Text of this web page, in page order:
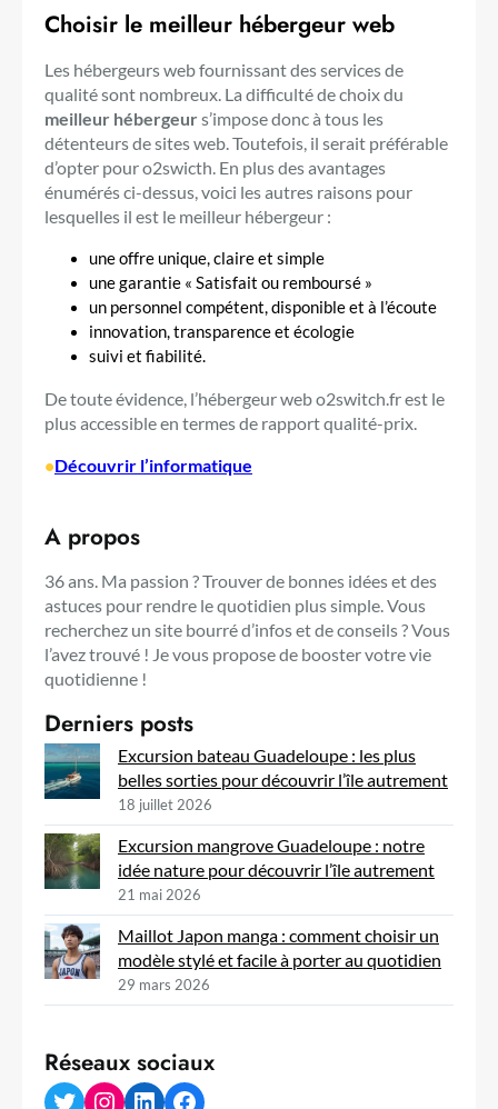
Choisir le meilleur hébergeur web
Les hébergeurs web fournissant des services de
qualité sont nombreux. La difficulté de choix du
meilleur hébergeurs’impose donc à tous les
détenteurs de sites web. Toutefois, il serait préférable
d’opter pour o2swicth. En plus des avantages
énumérés ci-dessus, voici les autres raisons pour
lesquelles il est le meilleur hébergeur :
une offre unique, claire et simple
une garantie « Satisfait ou remboursé »
un personnel compétent, disponible et à l’écoute
innovation, transparence et écologie
suivi et fiabilité.
De toute évidence, l’hébergeur web o2switch.fr est le
plus accessible en termes de rapport qualité-prix.
•Découvrir l’informatique
A propos
36 ans. Ma passion ? Trouver de bonnes idées et des
astuces pour rendre le quotidien plus simple. Vous
recherchez un site bourré d’infos et de conseils ? Vous
l’avez trouvé ! Je vous propose de booster votre vie
quotidienne !
Derniers posts
Excursion bateau Guadeloupe : les plus
belles sorties pour découvrir l’île autrement
18 juillet 2026
Excursion mangrove Guadeloupe : notre
idée nature pour découvrir l’île autrement
21 mai 2026
Maillot Japon manga : comment choisir un
modèle stylé et facile à porter au quotidien
29 mars 2026
Réseaux sociaux
Twitter Instagram LinkedIn Facebook